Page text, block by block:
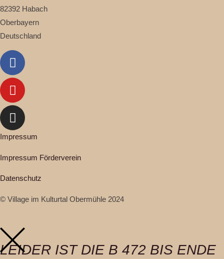
82392 Habach
Oberbayern
Deutschland
Facebook
Youtube
Instagram
Impressum
Impressum Förderverein
Datenschutz
© Village im Kulturtal Obermühle 2024
LEIDER IST DIE B 472 BIS ENDE